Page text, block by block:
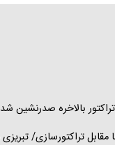
بالاخره صدرنشین شد